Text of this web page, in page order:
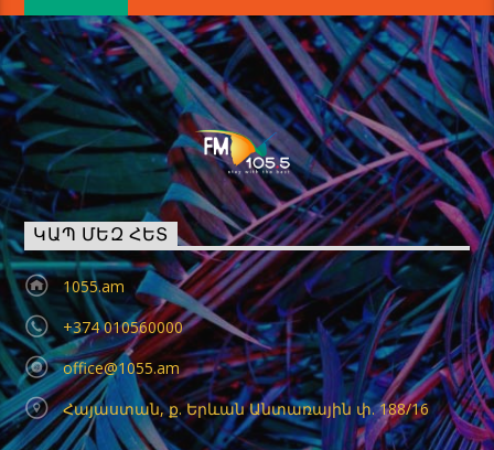
ԿԱՊ ՄԵԶ ՀԵՏ
1055.am
+374 010560000
office@1055.am
Հայաստան, ք. Երևան Անտառային փ. 188/16